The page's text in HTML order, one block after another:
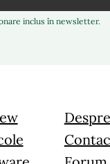
inclus în newsletter.